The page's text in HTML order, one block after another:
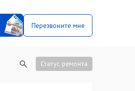
Перезвоните мне
Статус ремонта